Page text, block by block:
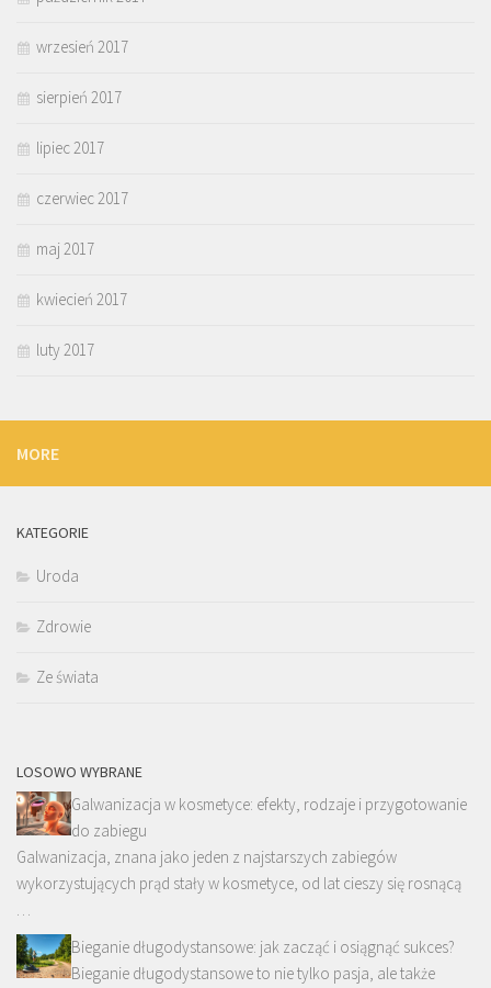
wrzesień 2017
sierpień 2017
lipiec 2017
czerwiec 2017
maj 2017
kwiecień 2017
luty 2017
MORE
KATEGORIE
Uroda
Zdrowie
Ze świata
LOSOWO WYBRANE
Galwanizacja w kosmetyce: efekty, rodzaje i przygotowanie
do zabiegu
Galwanizacja, znana jako jeden z najstarszych zabiegów
wykorzystujących prąd stały w kosmetyce, od lat cieszy się rosnącą
…
Bieganie długodystansowe: jak zacząć i osiągnąć sukces?
Bieganie długodystansowe to nie tylko pasja, ale także